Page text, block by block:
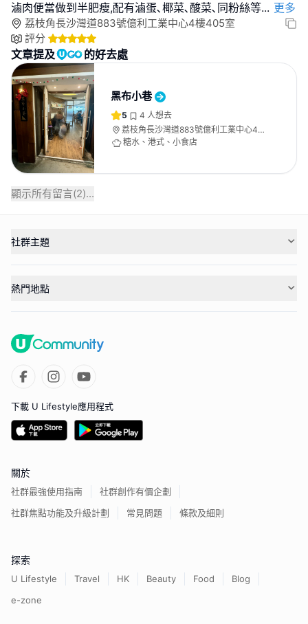
滷肉便當做到半肥瘦,配有滷蛋､椰菜､酸菜､同粉絲等... 更多
荔枝角長沙灣道883號億利工業中心4樓405室
評分
文章提及 的好去處
黑布小巷
5 4 人想去
荔枝角長沙灣道883號億利工業中心4樓
405室
糖水、港式、小食店
顯示所有留言(2)...
社群主題
熱門地點
下載 U Lifestyle應用程式
關於
社群最強使用指南
社群創作有價企劃
社群焦點功能及升級計劃
常見問題 條款及細則
探索
U Lifestyle Travel HK Beauty Food
Blog
e-zone